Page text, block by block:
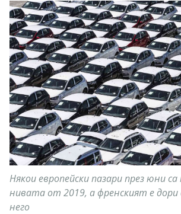
Някои европейски пазари през юни
нивата от 2019, а френският е дори
него